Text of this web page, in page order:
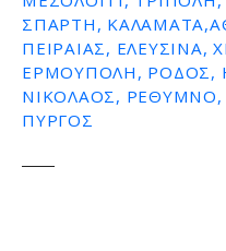
ΣΠΑΡΤΗ,
ΠΕΙΡΑΙΑΣ,
ΕΡΜΟΥΠΟΛΗ, ΡΟΔΟΣ,
ΝΙΚΟΛΑΟΣ, ΡΕΘΥΜΝΟ,
ΠΥΡΓΟΣ